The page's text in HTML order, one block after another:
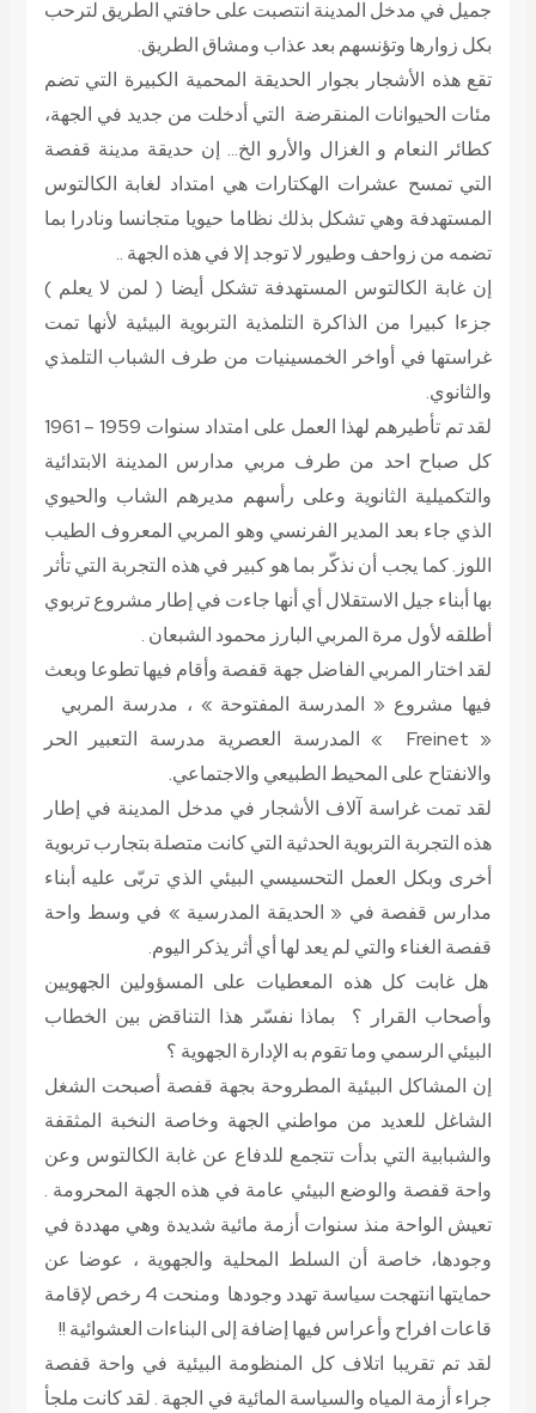
جميل في مدخل المدينة انتصبت على حافتي الطريق لترحب
بكل زوارها وتؤنسهم بعد عذاب ومشاق الطريق.
تقع هذه الأشجار بجوار الحديقة المحمية الكبيرة التي تضم
مئات الحيوانات المنقرضة التي أدخلت من جديد في الجهة،
كطائر النعام و الغزال والأرو الخ… إن حديقة مدينة قفصة
التي تمسح عشرات الهكتارات هي امتداد لغابة الكالتوس
المستهدفة وهي تشكل بذلك نظاما حيويا متجانسا ونادرا بما
تضمه من زواحف وطيور لا توجد إلا في هذه الجهة ..
إن غابة الكالتوس المستهدفة تشكل أيضا ( لمن لا يعلم )
جزءا كبيرا من الذاكرة التلمذية التربوية البيئية لأنها تمت
غراستها في أواخر الخمسينيات من طرف الشباب التلمذي
والثانوي.
لقد تم تأطيرهم لهذا العمل على امتداد سنوات 1959 – 1961
كل صباح احد من طرف مربي مدارس المدينة الابتدائية
والتكميلية الثانوية وعلى رأسهم مديرهم الشاب والحيوي
الذي جاء بعد المدير الفرنسي وهو المربي المعروف الطيب
اللوز. كما يجب أن نذكّر بما هو كبير في هذه التجربة التي تأثر
بها أبناء جيل الاستقلال أي أنها جاءت في إطار مشروع تربوي
أطلقه لأول مرة المربي البارز محمود الشبعان .
لقد اختار المربي الفاضل جهة قفصة وأقام فيها تطوعا وبعث
فيها مشروع « المدرسة المفتوحة » ، مدرسة المربي
« Freinet » المدرسة العصرية مدرسة التعبير الحر
والانفتاح على المحيط الطبيعي والاجتماعي.
لقد تمت غراسة آلاف الأشجار في مدخل المدينة في إطار
هذه التجربة التربوية الحدثية التي كانت متصلة بتجارب تربوية
أخرى وبكل العمل التحسيسي البيئي الذي تربّى عليه أبناء
مدارس قفصة في « الحديقة المدرسية » في وسط واحة
قفصة الغناء والتي لم يعد لها أي أثر يذكر اليوم.
هل غابت كل هذه المعطيات على المسؤولين الجهويين
وأصحاب القرار ؟ بماذا نفسّر هذا التناقض بين الخطاب
البيئي الرسمي وما تقوم به الإدارة الجهوية ؟
إن المشاكل البيئية المطروحة بجهة قفصة أصبحت الشغل
الشاغل للعديد من مواطني الجهة وخاصة النخبة المثقفة
والشبابية التي بدأت تتجمع للدفاع عن غابة الكالتوس وعن
واحة قفصة والوضع البيئي عامة في هذه الجهة المحرومة .
تعيش الواحة منذ سنوات أزمة مائية شديدة وهي مهددة في
وجودها، خاصة أن السلط المحلية والجهوية ، عوضا عن
حمايتها انتهجت سياسة تهدد وجودها ومنحت 4 رخص لإقامة
قاعات افراح وأعراس فيها إضافة إلى البناءات العشوائية !!
لقد تم تقريبا اتلاف كل المنظومة البيئية في واحة قفصة
جراء أزمة المياه والسياسة المائية في الجهة . لقد كانت ملجأ